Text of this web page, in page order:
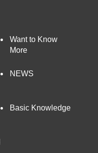
Want to Know
More
NEWS
Basic Knowledge